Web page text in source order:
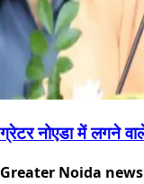
ग्रेटर नोएडा में लगने
Greater Noida news